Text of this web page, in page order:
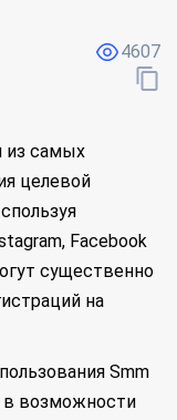
4607
из самых
целевой
Facebook
существенно
на
Smm
в возможности